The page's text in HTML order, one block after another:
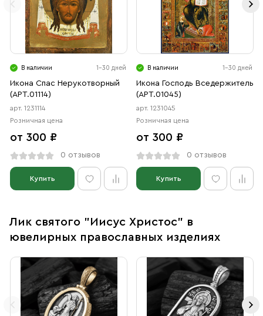
В наличии 1-30 дней
Икона Спас Нерукотворный
(АРТ.01114)
арт. 1231114
Розничная цена
от 300 ₽
0 отзывов
Купить
В наличии 1-30 дней
Икона Господь Вседержитель
(АРТ.01045)
арт. 1231045
Розничная цена
от 300 ₽
0 отзывов
Купить
Лик святого "Иисус Христос" в
ювелирных православных изделиях